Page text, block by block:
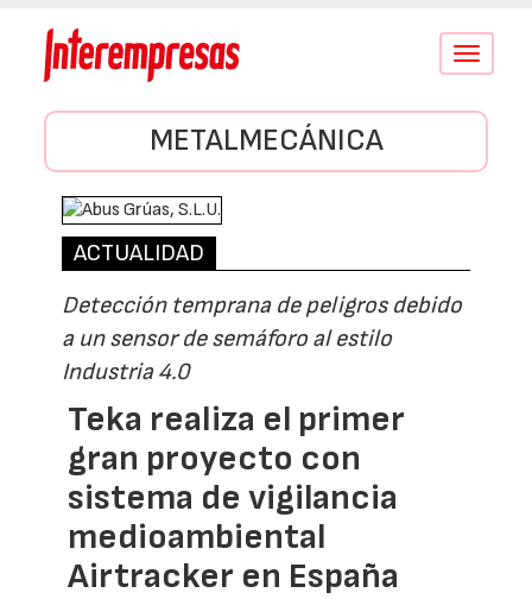
Conmutar
METALMECÁNICA
ACTUALIDAD
Detección temprana de peligros debido
a un sensor de semáforo al estilo
Industria 4.0
Teka realiza el primer
gran proyecto con
sistema de vigilancia
medioambiental
Airtracker en España